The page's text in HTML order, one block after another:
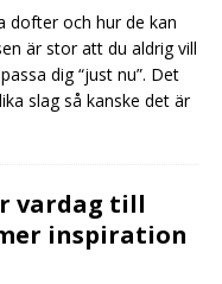
dofter och hur de kan
är stor att du aldrig vill
dig “just nu”. Det
slag så kanske det är
vardag till
inspiration